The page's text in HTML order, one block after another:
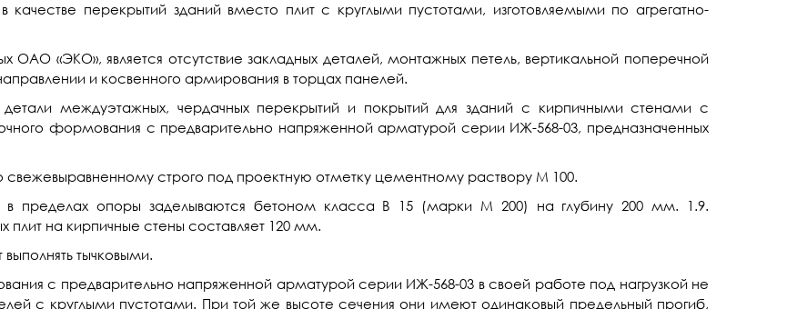
перекрытий зданий вместо плит с круглыми пустотами, изготовляемыми по агрегатно-
ОАО «ЭКО», является отсутствие закладных деталей, монтажных петель, вертикальной поперечной
и косвенного армирования в торцах панелей.
междуэтажных, чердачных перекрытий и покрытий для зданий с кирпичными стенами с
формования с предварительно напряженной арматурой серии ИЖ-568-03, предназначенных
свежевыравненному строго под проектную отметку цементному раствору М 100.
в пределах опоры заделываются бетоном класса В 15 (марки М 200) на глубину 200 мм. 1.9.
на кирпичные стены составляет 120 мм.
тычковыми.
с предварительно напряженной арматурой серии ИЖ-568-03 в своей работе под нагрузкой не
с круглыми пустотами. При той же высоте сечения они имеют одинаковый предельный прогиб,